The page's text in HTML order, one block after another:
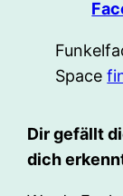
Space
Dir gefällt
dich